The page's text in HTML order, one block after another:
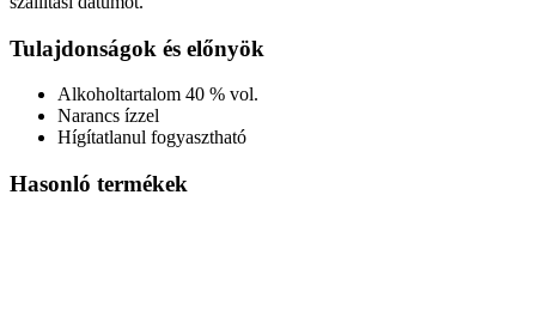
Tulajdonságok és előnyök
Alkoholtartalom 40 % vol.
Narancs ízzel
Hígítatlanul fogyasztható
Hasonló termékek